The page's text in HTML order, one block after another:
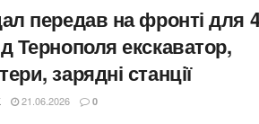
передав на фронті для
Тернополя екскаватор,
зарядні станції
21.06.2026 0